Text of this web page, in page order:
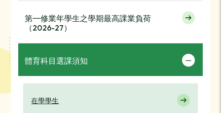
第㇐修業年學生之學期最高課業負荷
（2026-27）
體育科目選課須知
在學學生